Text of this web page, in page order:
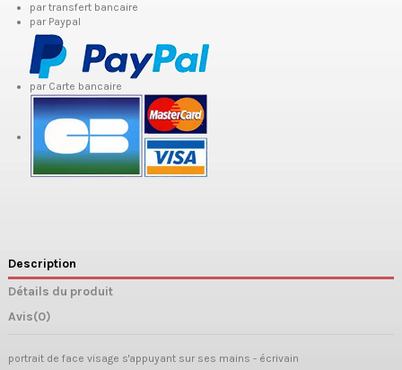
par transfert bancaire
par Paypal
par Carte bancaire
Description
Détails du produit
Avis(0)
portrait de face visage s'appuyant sur ses mains - écrivain